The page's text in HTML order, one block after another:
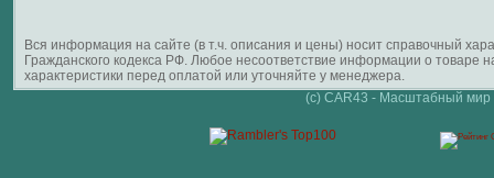
Вся информация на сайте (в т.ч. описания и цены) носит справочный
Гражданского кодекса РФ. Любое несоответствие информации о
характеристики перед оплатой или уточняйте у менеджера.
(c) CAR43 - Масштабный мир